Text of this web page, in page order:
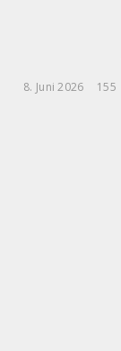
8. Juni 2026 155